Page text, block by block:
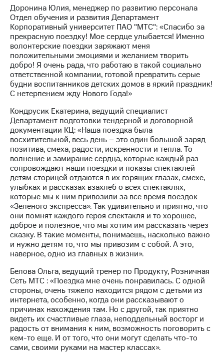
Описание
Еврооблигации-2023
Уведомление
о
погашении
именных
облигаций
Другое
Регистратор
Реквизиты
Контакты
развитие
деловая этика
На главную
Доронина Юлия, менеджер по развитию персонала
Отдел обучения и развития Департамент
Корпоративный университет ПАО "МТС": «Спасибо за
прекрасную поездку! Мое сердце улыбается! Именно
волонтерские поездки заряжают меня
положительными эмоциями и желанием творить
добро! Я очень рада, что работаю в такой социально
ответственной компании, готовой превратить серые
будни воспитанников детских домов в яркий праздник!
С нетерпением жду Нового Года!»
Кондрусик Екатерина, ведущий специалист
Департамент подготовки тендерной и договорной
документации КЦ: «Наша поездка была
восхитительной, весь день – это один большой заряд
позитива, смеха, радости, искренности и тепла. То
волнение и замирание сердца, которые каждый раз
сопровождают наши поездки и показы спектаклей
детям сторицей отдаются в их горящих глазах, смехе,
улыбках и рассказах взахлеб о всех спектаклях,
которые мы к ним привозили за все время поездок
«Зеленого экспресса». Так удивительно и приятно, что
они помнят каждого героя спектакля и то хорошее,
доброе и полезное, что мы хотим им рассказать через
сказку. В такие моменты, понимаешь, насколько важно
и нужно детям то, что мы привозим с собой. А это,
наверное, одно из главных в жизни».
Белова Ольга, ведущий тренер по Продукту, Розничная
Сеть МТС : «Поездка мне очень понравилась. С одной
стороны, очень тяжело находится рядом с детьми из
интернета, особенно, когда они рассказывают о
причинах нахождения там. Но с другой, так приятно
видеть их счастливые глаза, неподдельный восторг и
радость от внимания к ним, возможность поговорить с
кем-то еще. И от того, что они могут сделать что-то
сами, своими руками на мастер классах».